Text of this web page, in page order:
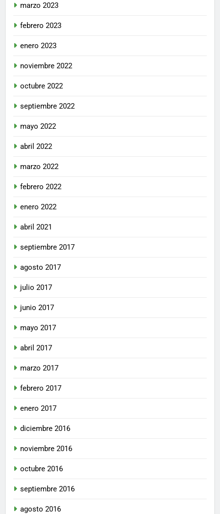
marzo 2023
febrero 2023
enero 2023
noviembre 2022
octubre 2022
septiembre 2022
mayo 2022
abril 2022
marzo 2022
febrero 2022
enero 2022
abril 2021
septiembre 2017
agosto 2017
julio 2017
junio 2017
mayo 2017
abril 2017
marzo 2017
febrero 2017
enero 2017
diciembre 2016
noviembre 2016
octubre 2016
septiembre 2016
agosto 2016